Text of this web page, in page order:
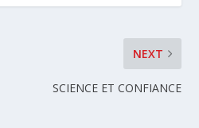
NEXT
SCIENCE ET CONFIANCE